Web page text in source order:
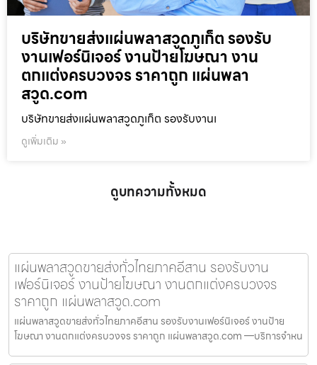
บริษัทขายส่งแผ่นพลาสวูดภูเก็ต รองรับ
งานเฟอร์นิเจอร์ งานป้ายโฆษณา งาน
ตกแต่งครบวงจร ราคาถูก แผ่นพลา
สวูด.com
บริษัทขายส่งแผ่นพลาสวูดภูเก็ต รองรับงานเ
ดูเพิ่มเติม »
ดูบทความทั้งหมด
แผ่นพลาสวูดขายส่งทั่วไทยภาคอีสาน รองรับงาน
เฟอร์นิเจอร์ งานป้ายโฆษณา งานตกแต่งครบวงจร
ราคาถูก แผ่นพลาสวูด.com
แผ่นพลาสวูดขายส่งทั่วไทยภาคอีสาน รองรับงานเฟอร์นิเจอร์ งานป้าย
โฆษณา งานตกแต่งครบวงจร ราคาถูก แผ่นพลาสวูด.com —บริการจำหน